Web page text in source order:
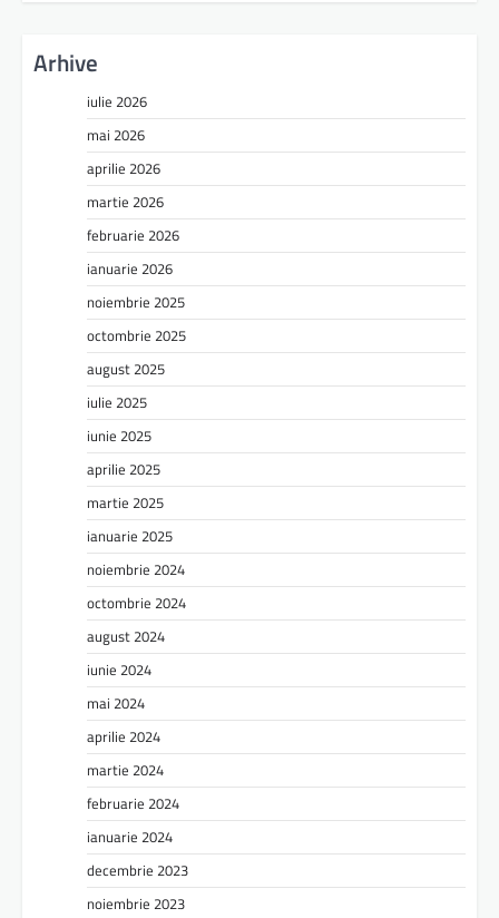
Arhive
iulie 2026
mai 2026
aprilie 2026
martie 2026
februarie 2026
ianuarie 2026
noiembrie 2025
octombrie 2025
august 2025
iulie 2025
iunie 2025
aprilie 2025
martie 2025
ianuarie 2025
noiembrie 2024
octombrie 2024
august 2024
iunie 2024
mai 2024
aprilie 2024
martie 2024
februarie 2024
ianuarie 2024
decembrie 2023
noiembrie 2023